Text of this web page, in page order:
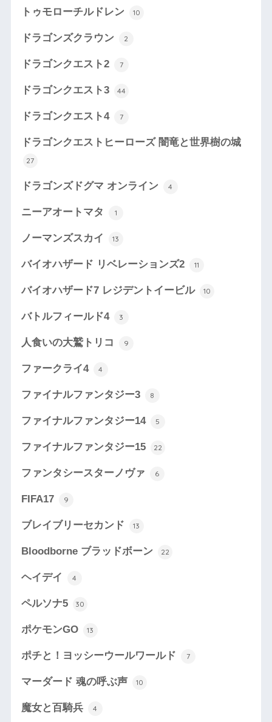
トゥモローチルドレン 10
ドラゴンズクラウン 2
ドラゴンクエスト2 7
ドラゴンクエスト3 44
ドラゴンクエスト4 7
ドラゴンクエストヒーローズ 闇竜と世界樹の城
27
ドラゴンズドグマ オンライン 4
ニーアオートマタ 1
ノーマンズスカイ 13
バイオハザード リベレーションズ2 11
バイオハザード7 レジデントイービル 10
バトルフィールド4 3
人食いの大鷲トリコ 9
ファークライ4 4
ファイナルファンタジー3 8
ファイナルファンタジー14 5
ファイナルファンタジー15 22
ファンタシースターノヴァ 6
FIFA17 9
ブレイブリーセカンド 13
Bloodborne ブラッドボーン 22
ヘイデイ 4
ペルソナ5 30
ポケモンGO 13
ポチと！ヨッシーウールワールド 7
マーダード 魂の呼ぶ声 10
魔女と百騎兵 4